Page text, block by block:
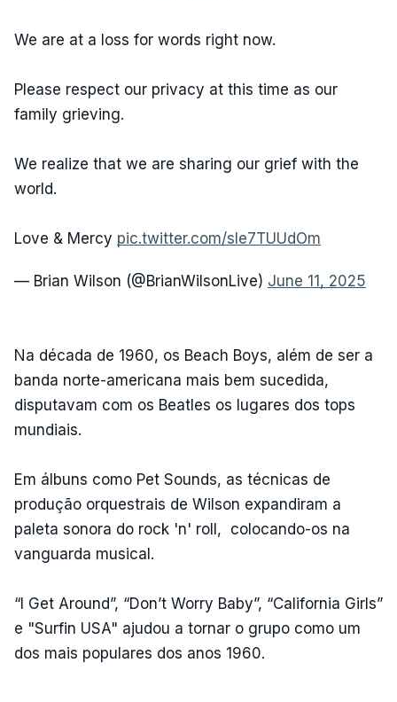
We are at a loss for words right now.
Please respect our privacy at this time as our
family grieving.
We realize that we are sharing our grief with the
world.
Love & Mercy pic.twitter.com/sIe7TUUdOm
— Brian Wilson (@BrianWilsonLive) June 11, 2025
Na década de 1960, os Beach Boys, além de ser a
banda norte-americana mais bem sucedida,
disputavam com os Beatles os lugares dos tops
mundiais.
Em álbuns como Pet Sounds, as técnicas de
produção orquestrais de Wilson expandiram a
paleta sonora do rock 'n' roll, colocando-os na
vanguarda musical.
“I Get Around”, “Don’t Worry Baby”, “California Girls”
e "Surfin USA" ajudou a tornar o grupo como um
dos mais populares dos anos 1960.